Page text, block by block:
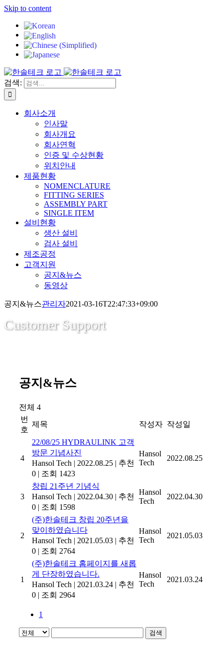
Skip to content
검색:
회사소개
인사말
회사개요
회사연혁
인증 및 수상현황
위치안내
제품현황
NOMENCLATURE
FITTING SERIES
ASSEMBLY PART
SINGLE ITEM
설비현황
생산 설비
검사 설비
제조공정
고객지원
공지&뉴스
동영상
공지&뉴스관리자2021-03-16T22:47:33+09:00
Customer Support
공지&뉴스
전체 4
번
호
제목 작성자 작성일
4
22/08/25 HYDRAULINK 고객
방문 기념사진
Hansol Tech | 2022.08.25 | 추천
0 | 조회 1423
Hansol
Tech
2022.08.25
3
창립 21주년 기념식
Hansol Tech | 2022.04.30 | 추천
0 | 조회 1598
Hansol
Tech
2022.04.30
2
(주)한솔테크 창립 20주년을
맞이하였습니다
Hansol Tech | 2021.05.03 | 추천
0 | 조회 2764
Hansol
Tech
2021.05.03
1
(주)한솔테크 홈페이지를 새롭
게 단장하였습니다.
Hansol Tech | 2021.03.24 | 추천
0 | 조회 2964
Hansol
Tech
2021.03.24
1
검색